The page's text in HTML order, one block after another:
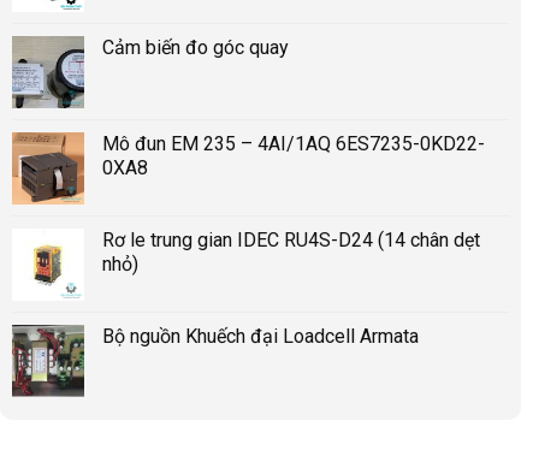
Cảm biến đo góc quay
Mô đun EM 235 – 4AI/1AQ 6ES7235-0KD22-
0XA8
Rơ le trung gian IDEC RU4S-D24 (14 chân dẹt
nhỏ)
Bộ nguồn Khuếch đại Loadcell Armata